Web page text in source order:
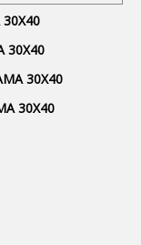
30Х40
30Х40
30Х40